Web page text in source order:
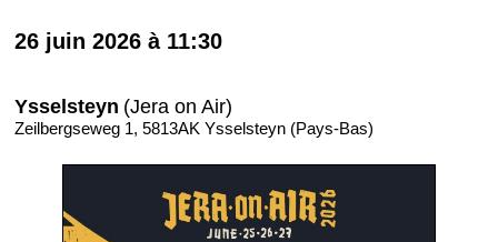
26 juin 2026 à 11:30
Ysselsteyn (Jera on Air)
Zeilbergseweg 1, 5813AK Ysselsteyn (Pays-Bas)